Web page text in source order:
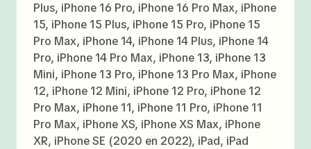
Plus, iPhone 16 Pro, iPhone 16 Pro Max, iPhone
15, iPhone 15 Plus, iPhone 15 Pro, iPhone 15
Pro Max, iPhone 14, iPhone 14 Plus, iPhone 14
Pro, iPhone 14 Pro Max, iPhone 13, iPhone 13
Mini, iPhone 13 Pro, iPhone 13 Pro Max, iPhone
12, iPhone 12 Mini, iPhone 12 Pro, iPhone 12
Pro Max, iPhone 11, iPhone 11 Pro, iPhone 11
Pro Max, iPhone XS, iPhone XS Max, iPhone
XR, iPhone SE (2020 en 2022), iPad, iPad